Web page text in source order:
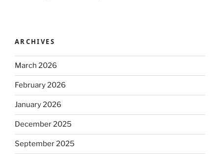
ARCHIVES
March 2026
February 2026
January 2026
December 2025
September 2025